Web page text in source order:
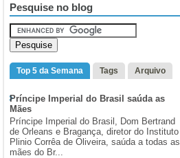
Pesquise no blog
Top 5 da Semana Tags Arquivo
Príncipe Imperial do Brasil saúda as
Mães
Príncipe Imperial do Brasil, Dom Bertrand
de Orleans e Bragança, diretor do Instituto
Plinio Corrêa de Oliveira, saúda a todas as
mães do Br...